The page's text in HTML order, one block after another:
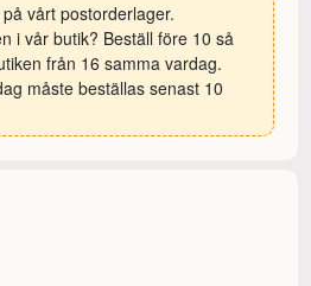
vårt postorderlager.
i vår butik? Beställ före 10 så
från 16 samma vardag.
måste beställas senast 10